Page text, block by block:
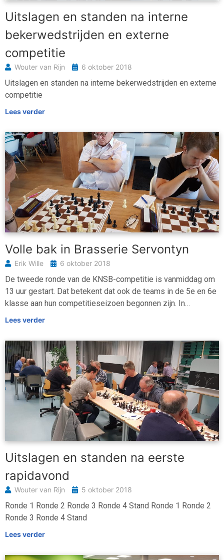
Uitslagen en standen na interne
bekerwedstrijden en externe
competitie
Wouter van Rijn 6 oktober 2018
Uitslagen en standen na interne bekerwedstrijden en externe
competitie
Lees verder
Volle bak in Brasserie Servontyn
Erik Wille 6 oktober 2018
De tweede ronde van de KNSB-competitie is vanmiddag om
13 uur gestart. Dat betekent dat ook de teams in de 5e en 6e
klasse aan hun competitieseizoen begonnen zijn. In…
Lees verder
Uitslagen en standen na eerste
rapidavond
Wouter van Rijn 5 oktober 2018
Ronde 1 Ronde 2 Ronde 3 Ronde 4 Stand Ronde 1 Ronde 2
Ronde 3 Ronde 4 Stand
Lees verder